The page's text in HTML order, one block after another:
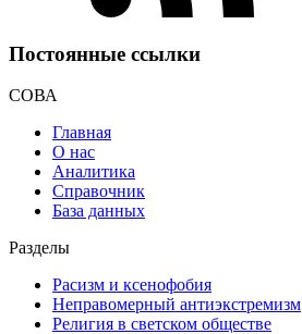
Постоянные ссылки
СОВА
Главная
О нас
Аналитика
Справочник
База данных
Разделы
Расизм и ксенофобия
Неправомерный антиэкстремизм
Религия в светском обществе